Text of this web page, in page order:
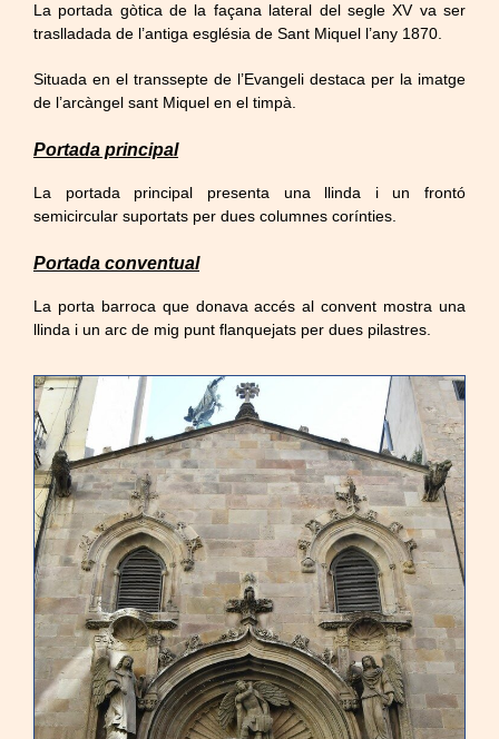
La portada gòtica de la façana lateral del segle XV va ser
traslladada de l’antiga església de Sant Miquel l’any 1870.
Situada en el transsepte de l’Evangeli destaca per la imatge
de l’arcàngel sant Miquel en el timpà.
Portada principal
La portada principal presenta una llinda i un frontó
semicircular suportats per dues columnes corínties.
Portada conventual
La porta barroca que donava accés al convent mostra una
llinda i un arc de mig punt flanquejats per dues pilastres.